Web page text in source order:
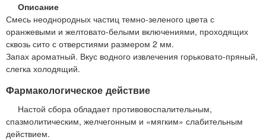
Описание
Смесь неоднородных частиц темно-зеленого цвета с
оранжевыми и желтовато-белыми включениями, проходящих
сквозь сито с отверстиями размером 2 мм.
Запах ароматный. Вкус водного извлечения горьковато-пряный,
слегка холодящий.
Фармакологическое действие
Настой сбора обладает противовоспалительным,
спазмолитическим, желчегонным и «мягким» слабительным
действием.